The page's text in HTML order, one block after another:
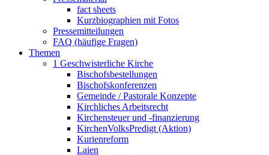
fact sheets
Kurzbiographien mit Fotos
Pressemitteilungen
FAQ (häufige Fragen)
Themen
1 Geschwisterliche Kirche
Bischofsbestellungen
Bischofskonferenzen
Gemeinde / Pastorale Konzepte
Kirchliches Arbeitsrecht
Kirchensteuer und -finanzierung
KirchenVolksPredigt (Aktion)
Kurienreform
Laien